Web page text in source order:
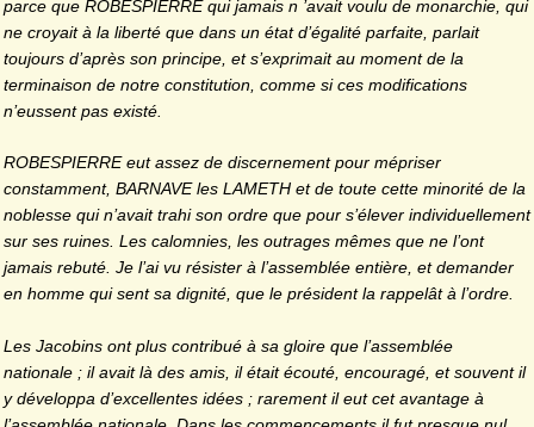
parce que ROBES­PIERRE qui jamais n ’avait voulu de monarchie, qui
ne croyait à la liberté que dans un état d’égalité parfaite, parlait
toujours d’après son principe, et s’exprimait au moment de la
terminaison de notre constitution, comme si ces modifications
n’eussent pas existé.
ROBESPIERRE eut assez de discernement pour mépriser
constamment, BARNAVE les LAMETH et de toute cette minorité de la
noblesse qui n’avait trahi son ordre que pour s’élever individuellement
sur ses ruines. Les calom­nies, les outrages mêmes que ne l’ont
jamais rebuté. Je l’ai vu résister à l’assemblée entière, et demander
en homme qui sent sa dignité, que le président la rappelât à l’ordre.
Les Jacobins ont plus contribué à sa gloire que l’assem­blée
nationale ; il avait là des amis, il était écouté, encou­ragé, et souvent il
y développa d’excellentes idées ; rare­ment il eut cet avantage à